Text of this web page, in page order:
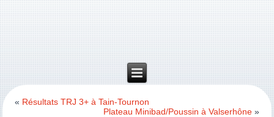
« Résultats TRJ 3+ à Tain-Tournon
Plateau Minibad/Poussin à Valserhône»